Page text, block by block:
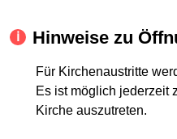
Hinweise zu
Für Kirchenaustritte
Es ist möglich jederzeit
Kirche auszutreten.